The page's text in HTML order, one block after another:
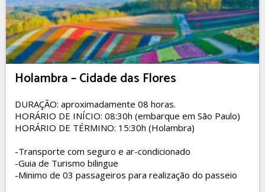
Holambra – Cidade das Flores
DURAÇÃO: aproximadamente 08 horas.
HORÁRIO DE INÍCIO: 08:30h (embarque em São Paulo)
HORÁRIO DE TÉRMINO: 15:30h (Holambra)
-Transporte com seguro e ar-condicionado
-Guia de Turismo bilingue
-Minimo de 03 passageiros para realização do passeio